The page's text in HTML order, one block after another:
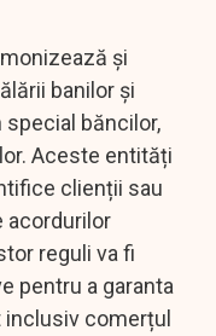
și
banilor și
băncilor,
Aceste entități
clienții sau
acordurilor
reguli va fi
pentru a garanta
inclusiv comerțul